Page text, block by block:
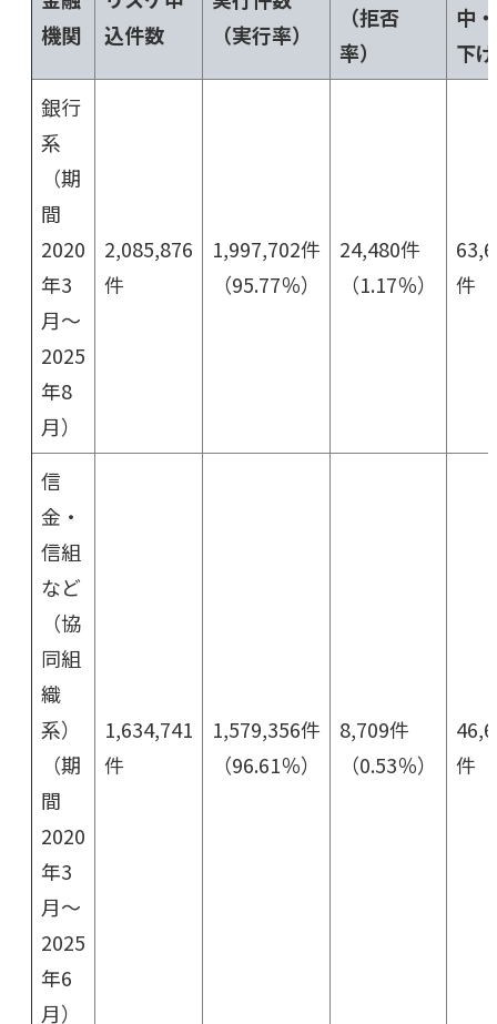
機関
込件数
（実行率）
（拒否
率）
中
下げ
銀行
系
（期
間
2020
年3
月～
2025
年8
月）
2,085,876
件
1,997,702件
（95.77％）
24,480件
（1.17％）
件
信
金・
信組
など
（協
同組
織
系）
（期
間
2020
年3
月～
2025
年6
月）
1,634,741
件
1,579,356件
（96.61％）
8,709件
（0.53％）
件